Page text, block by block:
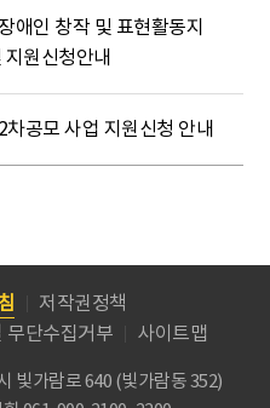
애인 창작 및 표현활동지
원신청안내
차공모 사업 지원신청 안내
저작권정책
무단수집거부
사이트맵
빛가람로 640 (빛가람동 352)